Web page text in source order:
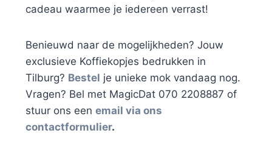
cadeau waarmee je iedereen verrast!
Benieuwd naar de mogelijkheden? Jouw
exclusieve Koffiekopjes bedrukken in
Tilburg? Bestel je unieke mok vandaag nog.
Vragen? Bel met MagicDat 070 2208887 of
stuur ons een email via ons
contactformulier.